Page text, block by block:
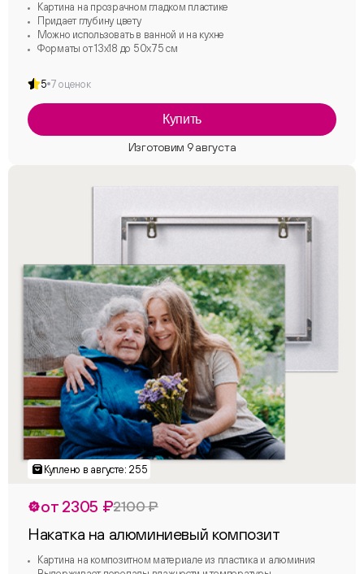
Картина на прозрачном гладком пластике
Придает глубину цвету
Можно использовать в ванной и на кухне
Форматы от 13х18 до 50х75 см
5 7 оценок
Купить
от 2305 ₽2100 ₽
Накатка на алюминиевый композит
Картина на композитном материале из пластика и алюминия